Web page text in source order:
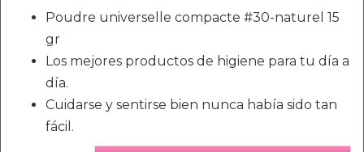
Poudre universelle compacte #30-naturel 15
gr
Los mejores productos de higiene para tu día a
día.
Cuidarse y sentirse bien nunca había sido tan
fácil.